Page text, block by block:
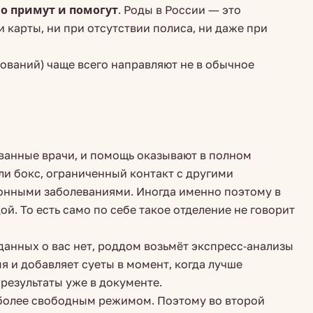
примут и помогут. Роды в России — это
ни при отсутствии полиса, ни даже при
чаще всего направляют не в обычное
врачи, и помощь оказывают в полном
бокс, ограниченный контакт с другими
заболеваниями. Иногда именно поэтому в
есть само по себе такое отделение не говорит
о вас нет, роддом возьмёт экспресс-анализы
и добавляет суеты в момент, когда лучше
уже в документе.
свободным режимом. Поэтому во второй